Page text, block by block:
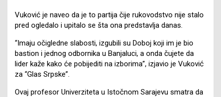
Vuković je naveo da je to partija čije rukovodstvo nije stalo
pred ogledalo i upitalo se šta ona predstavlja danas.
“Imaju očigledne slabosti, izgubili su Doboj koji im je bio
bastion i jednog odbornika u Banjaluci, a onda čujete da
lider kaže kako će pobijediti na izborima”, izjavio je Vuković
za “Glas Srpske”.
Ovaj profesor Univerziteta u Istočnom Sarajevu smatra da